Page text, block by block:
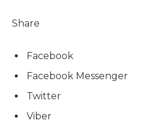
Share
Facebook
Facebook Messenger
Twitter
Viber